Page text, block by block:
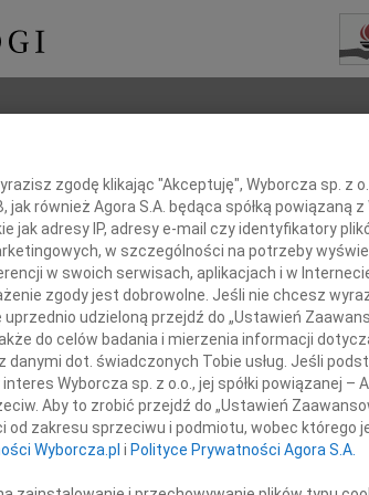
śmierci
Imię i nazwisko lub
+
INNE
07.08.2026
Naszej
Jacek Tadeusz
Z wielkim
Małgorzata
W dniu 3
Eugeniusz
Z ogromnym
zgodę klikając "Akceptuję", Wyborcza sp. z
jak również Agora S.A. będąca spółką powiązaną
jak adresy IP, adresy e-mail czy identyfikatory
w szczególności na potrzeby
w swoich serwisach, aplikacjach i w
zgody jest dobrowolne. Jeśli nie chcesz
udzieloną przejdź do „Ustawień
do celów badania i mierzenia informacji
danymi dot. świadczonych Tobie usług. Jeśli
Wyborcza sp. z o.o., jej spółki powiązanej –
Aby to zrobić przejdź do „Ustawień
zakresu sprzeciwu i podmiotu, wobec którego
Wyborcza.pl i Polityce Prywatności Agora S.A.